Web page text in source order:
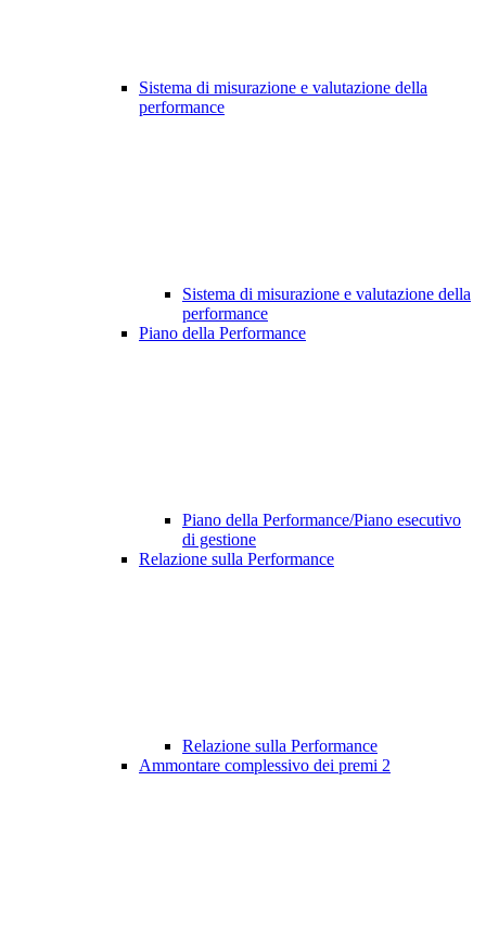
Sistema di misurazione e valutazione della
performance
Sistema di misurazione e valutazione della
performance
Piano della Performance
Piano della Performance/Piano esecutivo
di gestione
Relazione sulla Performance
Relazione sulla Performance
Ammontare complessivo dei premi 2